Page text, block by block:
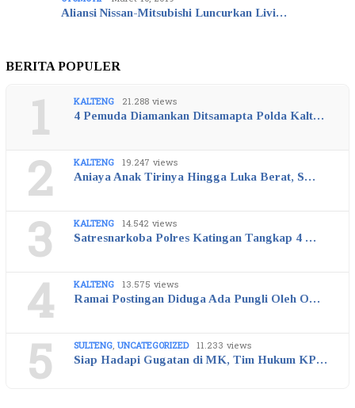
Aliansi Nissan-Mitsubishi Luncurkan Livi…
BERITA POPULER
1 KALTENG 21.288 views
4 Pemuda Diamankan Ditsamapta Polda Kalt…
2 KALTENG 19.247 views
Aniaya Anak Tirinya Hingga Luka Berat, S…
3 KALTENG 14.542 views
Satresnarkoba Polres Katingan Tangkap 4 …
4 KALTENG 13.575 views
Ramai Postingan Diduga Ada Pungli Oleh O…
5 SULTENG, UNCATEGORIZED 11.233 views
Siap Hadapi Gugatan di MK, Tim Hukum KP…